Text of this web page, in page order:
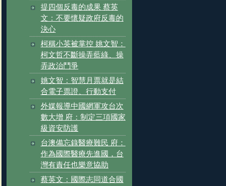
提四個反毒的成果 蔡英
文：不要懷疑政府反毒的
決心
柯稱小英被掌控 姚文智：
柯文哲不斷操弄藍綠、操
弄政治鬥爭
姚文智：智慧月票就是結
合電子票證、行動支付
外媒報導中國網軍攻台次
數大增 府：制定三項國家
級資安防護
台澳備忘錄醫療難民 府：
作為國際醫療先進國，台
灣有責任也樂意協助
蔡英文：國際志同道合國